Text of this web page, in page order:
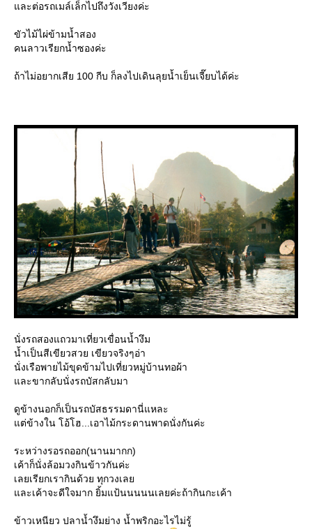
ละต่อรถเมล์เล็กไปถึงวังเวียงค่ะ
ขัวไม้ไผ่ข้ามน้ำสอง
คนลาวเรียกน้ำซองค่ะ
ถ้าไม่อยากเสีย 100 กีบ ก็ลงไปเดินลุยน้ำเย็นเจี๊ยบได้ค่ะ
นั่งรถสองแถวมาเที่ยวเขื่อนน้ำงึม
น้ำเป็นสีเขียวสวย เขียวจริงๆอ่า
นั่งเรือพายไม้ขุดข้ามไปเที่ยวหมู่บ้านทอผ้า
ละขากลับนั่งรถบัสกลับมา
ดูข้างนอกก็เป็นรถบัสธรรมดานี่แหละ
ต่ข้างใน โอ้โฮ...เอาไม้กระดานพาดนั่งกันค่ะ
ระหว่างรอรถออก(นานมากก)
เค้าก็นั่งล้อมวงกินข้าวกันค่ะ
เลยเรียกเรากินด้วย ทุกวงเล
ละเค้าจะดีใจมาก ยิ้มแป้นนนนนเลยค่ะถ้ากินกะเค้า
ข้าวเหนียว ปลาน้ำงึมย่าง น้ำพริกอะไรไม่รู้